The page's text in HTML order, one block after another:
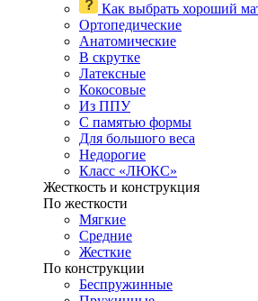
Как выбрать хороший
Ортопедические
Анатомические
В скрутке
Латексные
Кокосовые
Из ППУ
С памятью формы
Для большого веса
Недорогие
Класс «ЛЮКС»
Жесткость и конструкция
По жесткости
Мягкие
Средние
Жесткие
По конструкции
Беспружинные